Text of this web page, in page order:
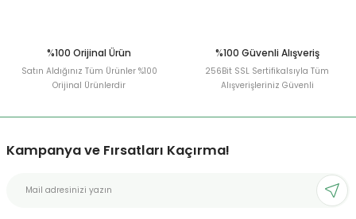
%100 Orijinal Ürün
Satın Aldığınız Tüm Ürünler %100
Orijinal Ürünlerdir
%100 Güvenli Alışveriş
256Bit SSL Sertifikalsıyla Tüm
Alışverişleriniz Güvenli
Kampanya ve Fırsatları Kaçırma!